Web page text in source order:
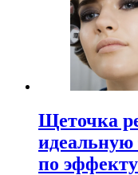
Щеточка
идеальную
по эффекту